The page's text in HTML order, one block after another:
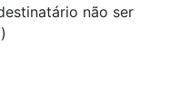
não ser